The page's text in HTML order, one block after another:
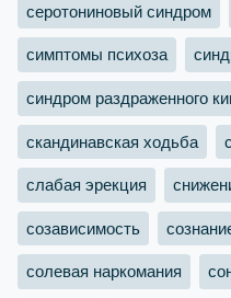
серотониновый синдром
симптомы психоза
синдром раздраженного
скандинавская ходьба
слабая эрекция
созависимость
солевая наркомания